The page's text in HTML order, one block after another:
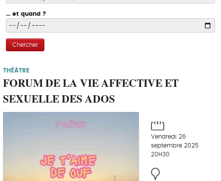
... et quand ?
Chercher
THÉÂTRE
FORUM DE LA VIE AFFECTIVE ET
SEXUELLE DES ADOS
Vendredi 26
septembre 2025
20H30